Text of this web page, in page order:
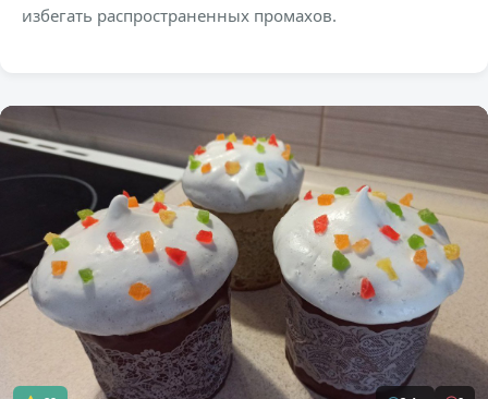
избегать распространенных промахов.